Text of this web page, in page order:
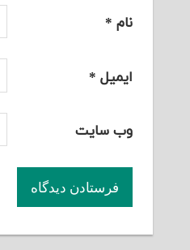
نام *
ایمیل *
وب‌ سایت